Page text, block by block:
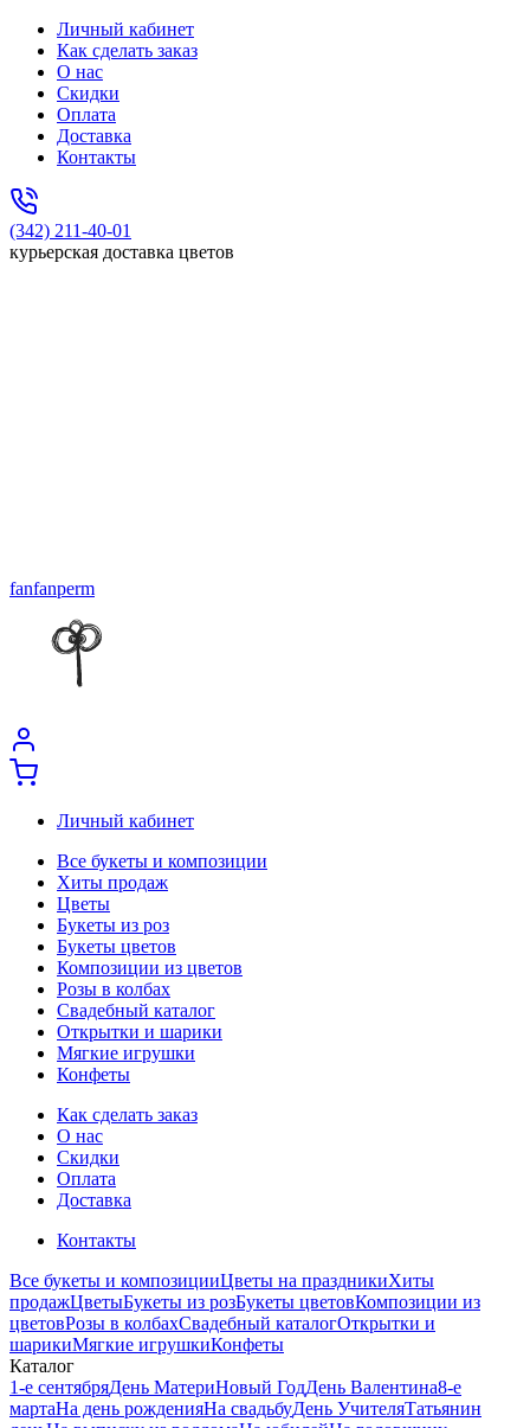
Личный кабинет
Как сделать заказ
О нас
Скидки
Оплата
Доставка
Контакты
(342) 211-40-01
курьерская доставка цветов
fanfanperm
Личный кабинет
Все букеты и композиции
Хиты продаж
Цветы
Букеты из роз
Букеты цветов
Композиции из цветов
Розы в колбах
Свадебный каталог
Открытки и шарики
Мягкие игрушки
Конфеты
Как сделать заказ
О нас
Скидки
Оплата
Доставка
Контакты
Все букеты и композицииЦветы на праздникиХиты
продажЦветыБукеты из розБукеты цветовКомпозиции из
цветовРозы в колбахСвадебный каталогОткрытки и
шарикиМягкие игрушкиКонфеты
Каталог
1-е сентябряДень МатериНовый ГодДень Валентина8-е
мартаНа день рожденияНа свадьбуДень УчителяТатьянин